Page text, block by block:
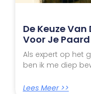
De Keuze
Voor Je Paard
Als expert op het
ben ik me diep
Lees Meer >>